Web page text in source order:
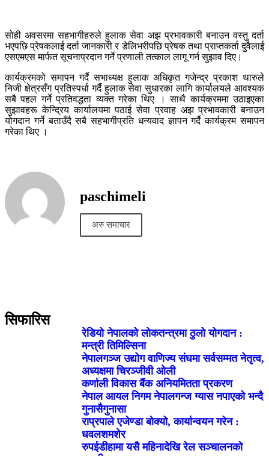
सोही अवसरमा सहभागीहरुले हुलाक सेवा अझ प्रभावकारी बनाउन वस्तु दर्ता
भएपछि प्रेषकलाई दर्ता जानकारी र डेलिभरीपछि प्रेषक तथा प्राप्तकर्ता दुवैलाई
एसएमएस मार्फत सूचनाप्रदान गर्ने प्रणाली तत्काल लागू गर्न सुझाव दिए।
कार्यक्रमको समापन गर्दै सभाध्यक्ष हुलाक अधिकृत गजेन्द्र प्रकाश थारुले
निजी क्षेत्रसँग प्रतिस्पर्धा गर्दै हुलाक सेवा सुधारका लागि कार्यालयले आवश्यक
सबै पहल गर्ने प्रतिवद्धता व्यक्त गरेका थिए । साथै कार्यक्रममा उठाइएका
सुझावहरू केन्द्रिय कार्यालयमा पठाई सेवा प्रवाह अझ प्रभावकारी बनाउन
योगदान गर्ने बताउँदै सबै सहभागीप्रति धन्यवाद ज्ञापन गर्दै कार्यक्रम समापन
गरेका थिए ।
paschimeli
अरु समाचार
सिफारिस
रेडियो नेपालको लोकतन्त्रमा ठुलो योगदान :
मन्त्री तिमिल्सिना
नेपालगञ्ज उद्योग वाणिज्य संघमा सर्वसम्मत नेतृत्व,
अध्यक्षमा चिरञ्जीवी ओली
कर्णाली विकास बैंक अनियमितता प्रकरण
नेपाल आयल निगम नेपालगन्ज ग्यास नपाएको भन्दै
गुनासैगुनासा
राप्रपाले एजेण्डा बोक्यो, कार्यान्वयन गरेन :
धवलशमशेर
रुपईडीहामा यसै महिनादेखि रेल सञ्चालनको